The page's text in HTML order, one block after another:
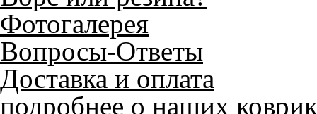
Фотогалерея
Вопросы-Ответы
Доставка и оплата
подробнее о наших